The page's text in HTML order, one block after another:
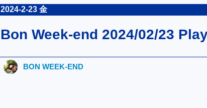
2024-2-23 金
Bon Week-end 2024/02/23
BON WEEK‐END